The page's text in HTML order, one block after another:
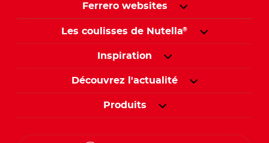
Ferrero websites
Les coulisses de Nutella®
Inspiration
Découvrez l'actualité
Produits